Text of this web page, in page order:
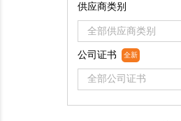
供应商类别
全部供应商类别
公司证书 全新
全部公司证书